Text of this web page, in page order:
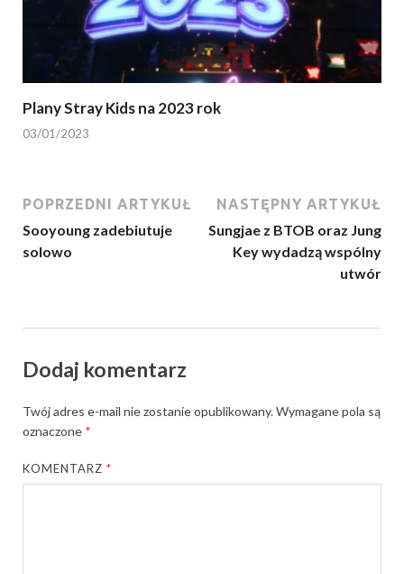
Plany Stray Kids na 2023 rok
03/01/2023
POPRZEDNI ARTYKUŁ
Sooyoung zadebiutuje
solowo
NASTĘPNY ARTYKUŁ
Sungjae z BTOB oraz Jung
Key wydadzą wspólny
utwór
Dodaj komentarz
Twój adres e-mail nie zostanie opublikowany.Wymagane pola są
oznaczone *
KOMENTARZ*